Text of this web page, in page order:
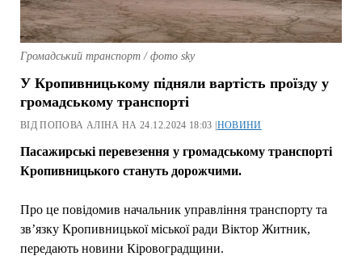
Громадський транспорт / фото sky
У Кропивницькому підняли вартість проїзду у
громадському транспорті
ВІД ПОПОВА АЛІНА НА 24.12.2024 18:03 |НОВИНИ
Пасажирські перевезення у громадському транспорті
Кропивницького стануть дорожчими.
Про це повідомив начальник управління транспорту та
зв’язку Кропивницької міської ради Віктор Житник,
передають новини Кіровоградщини.